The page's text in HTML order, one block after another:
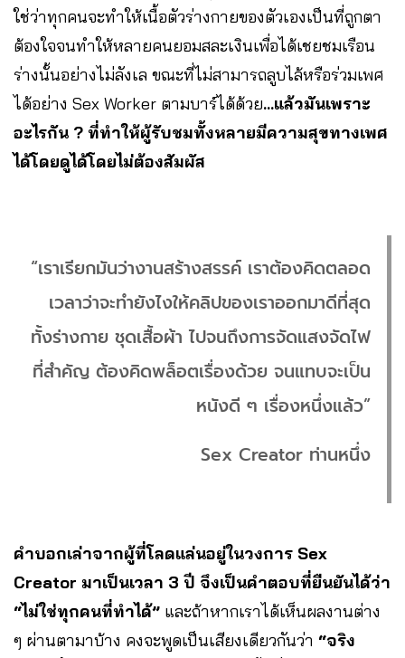
ใช่ว่าทุกคนจะทำให้เนื้อตัวร่างกายของตัวเองเป็นที่ถูกตา
ต้องใจจนทำให้หลายคนยอมสละเงินเพื่อได้เชยชมเรือน
ร่างนั้นอย่างไม่ลังเล ขณะที่ไม่สามารถลูบไล้หรือร่วมเพศ
ได้อย่าง Sex Worker ตามบาร์ได้ด้วย…แล้วมันเพราะ
อะไรกัน ? ที่ทำให้ผู้รับชมทั้งหลายมีความสุขทางเพศ
ได้โดยดูได้โดยไม่ต้องสัมผัส
“เราเรียกมันว่างานสร้างสรรค์ เราต้องคิดตลอด
เวลาว่าจะทำยังไงให้คลิปของเราออกมาดีที่สุด
ทั้งร่างกาย ชุดเสื้อผ้า ไปจนถึงการจัดแสงจัดไฟ
ที่สำคัญ ต้องคิดพล็อตเรื่องด้วย จนแทบจะเป็น
หนังดี ๆ เรื่องหนึ่งแล้ว”
Sex Creator ท่านหนึ่ง
คำบอกเล่าจากผู้ที่โลดแล่นอยู่ในวงการ Sex
Creator มาเป็นเวลา 3 ปี จึงเป็นคำตอบที่ยืนยันได้ว่า
“ไม่ใช่ทุกคนที่ทำได้” และถ้าหากเราได้เห็นผลงานต่าง
ๆ ผ่านตามาบ้าง คงจะพูดเป็นเสียงเดียวกันว่า “จริง